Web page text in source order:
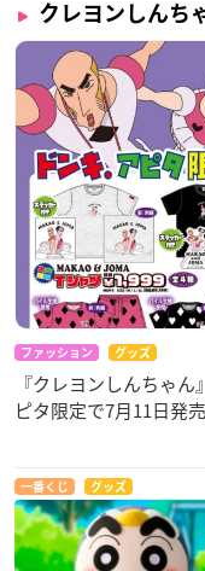
クレヨンしんち
ファッション グッズ
『クレヨンしんちゃ
ピタ限定で7月11日発
一番くじ グッズ